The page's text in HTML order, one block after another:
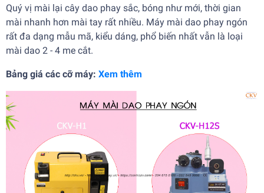
Quý vị mài lại cây dao phay sắc, bóng như mới, thời gian
mài nhanh hơn mài tay rất nhiều. Máy mài dao phay ngón
rất đa dạng mẫu mã, kiểu dáng, phổ biến nhất vẫn là loại
mài dao 2 - 4 me cắt.
Bảng giá các cỡ máy: Xem thêm